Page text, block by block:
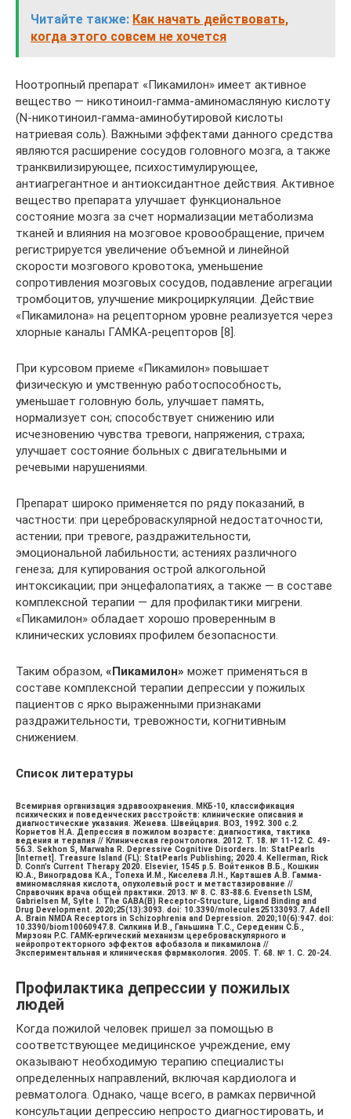
Читайте также: Как начать действовать,
когда этого совсем не хочется
Ноотропный препарат «Пикамилон» имеет активное
вещество — никотиноил-гамма-аминомасляную кислоту
(N-никотиноил-гамма-аминобутировой кислоты
натриевая соль). Важными эффектами данного средства
являются расширение сосудов головного мозга, а также
транквилизирующее, психостимулирующее,
антиагрегантное и антиоксидантное действия. Активное
вещество препарата улучшает функциональное
состояние мозга за счет нормализации метаболизма
тканей и влияния на мозговое кровообращение, причем
регистрируется увеличение объемной и линейной
скорости мозгового кровотока, уменьшение
сопротивления мозговых сосудов, подавление агрегации
тромбоцитов, улучшение микроциркуляции. Действие
«Пикамилона» на рецепторном уровне реализуется через
хлорные каналы ГАМКА-рецепторов [8].
При курсовом приеме «Пикамилон» повышает
физическую и умственную работоспособность,
уменьшает головную боль, улучшает память,
нормализует сон; способствует снижению или
исчезновению чувства тревоги, напряжения, страха;
улучшает состояние больных с двигательными и
речевыми нарушениями.
Препарат широко применяется по ряду показаний, в
частности: при цереброваскулярной недостаточности,
астении; при тревоге, раздражительности,
эмоциональной лабильности; астениях различного
генеза; для купирования острой алкогольной
интоксикации; при энцефалопатиях, а также — в составе
комплексной терапии — для профилактики мигрени.
«Пикамилон» обладает хорошо проверенным в
клинических условиях профилем безопасности.
Таким образом, «Пикамилон» может применяться в
составе комплексной терапии депрессии у пожилых
пациентов с ярко выраженными признаками
раздражительности, тревожности, когнитивным
снижением.
Список литературы
Всемирная организация здравоохранения. МКБ-10, классификация
психических и поведенческих расстройств: клинические описания и
диагностические указания. Женева. Швейцария. ВОЗ, 1992. 300 с.2.
Корнетов Н.А. Депрессия в пожилом возрасте: диагностика, тактика
ведения и терапия // Клиническая геронтология. 2012. Т. 18. № 11-12. С. 49-
56.3. Sekhon S, Marwaha R. Depressive Cognitive Disorders. In: StatPearls
[Internet]. Treasure Island (FL): StatPearls Publishing; 2020.4. Kellerman, Rick
D. Conn’s Current Therapy 2020. Elsevier, 1545 p.5. Войтенков В.Б., Кошкин
Ю.А., Виноградова К.А., Топеха И.М., Киселева Л.Н., Карташев А.В. Гамма-
аминомасляная кислота, опухолевый рост и метастазирование //
Справочник врача общей практики. 2013. № 8. С. 83-88.6. Evenseth LSM,
Gabrielsen M, Sylte I. The GABA(B) Receptor-Structure, Ligand Binding and
Drug Development. 2020;25(13):3093. doi: 10.3390/molecules25133093.7. Adell
A. Brain NMDA Receptors in Schizophrenia and Depression. 2020;10(6):947. doi:
10.3390/biom10060947.8. Силкина И.В., Ганьшина Т.С., Середенин С.Б.,
Мирзоян Р.С. ГАМК-ергический механизм цереброваскулярного и
нейропротекторного эффектов афобазола и пикамилона //
Экспериментальная и клиническая фармакология. 2005. Т. 68. № 1. С. 20-24.
Профилактика депрессии у пожилых
людей
Когда пожилой человек пришел за помощью в
соответствующее медицинское учреждение, ему
оказывают необходимую терапию специалисты
определенных направлений, включая кардиолога и
ревматолога. Однако, чаще всего, в рамках первичной
консультации депрессию непросто диагностировать, и